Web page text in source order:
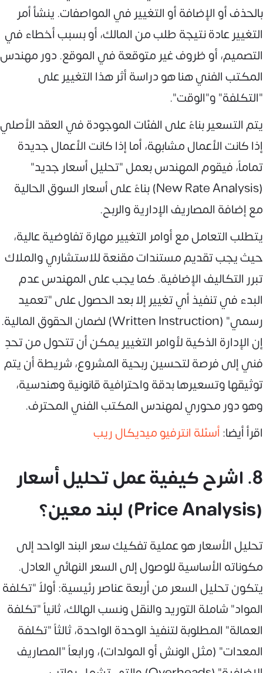
بالحذف أو الإضافة أو التغيير في المواصفات. ينشأ أمر
التغيير عادة نتيجة طلب من المالك، أو بسبب أخطاء في
التصميم، أو ظروف غير متوقعة في الموقع. دور مهندس
المكتب الفني هنا هو دراسة أثر هذا التغيير على
"التكلفة" و"الوقت".
يتم التسعير بناءً على الفئات الموجودة في العقد الأصلي
إذا كانت الأعمال مشابهة، أما إذا كانت الأعمال جديدة
تماماً، فيقوم المهندس بعمل "تحليل أسعار جديد"
(New Rate Analysis) بناءً على أسعار السوق الحالية
مع إضافة المصاريف الإدارية والربح.
يتطلب التعامل مع أوامر التغيير مهارة تفاوضية عالية،
حيث يجب تقديم مستندات مقنعة للاستشاري والملاك
تبرر التكاليف الإضافية. كما يجب على المهندس عدم
البدء في تنفيذ أي تغيير إلا بعد الحصول على "تعميد
رسمي" (Written Instruction) لضمان الحقوق المالية.
إن الإدارة الذكية لأوامر التغيير يمكن أن تتحول من تحدٍ
فني إلى فرصة لتحسين ربحية المشروع، شريطة أن يتم
توثيقها وتسعيرها بدقة واحترافية قانونية وهندسية،
وهو دور محوري لمهندس المكتب الفني المحترف.
اقرأ أيضا:أسئلة انترفيو ميديكال ريب
8. اشرح كيفية عمل تحليل أسعار
(Price Analysis) لبند معين؟
تحليل الأسعار هو عملية تفكيك سعر البند الواحد إلى
مكوناته الأساسية للوصول إلى السعر النهائي العادل.
يتكون تحليل السعر من أربعة عناصر رئيسية: أولاً "تكلفة
المواد" شاملة التوريد والنقل ونسب الهالك، ثانياً "تكلفة
العمالة" المطلوبة لتنفيذ الوحدة الواحدة، ثالثاً "تكلفة
المعدات" (مثل الونش أو المولدات)، ورابعاً "المصاريف